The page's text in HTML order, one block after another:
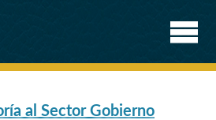
al Sector Gobierno